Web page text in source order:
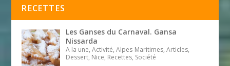
RECETTES
Les Ganses du Carnaval. Gansa
Nissarda
A la une, Activité, Alpes-Maritimes, Articles,
Dessert, Nice, Recettes, Société